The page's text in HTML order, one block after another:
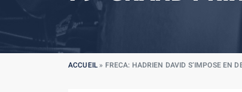
ACCUEIL» FRECA: HADRIEN DAVID S’IMPOSE EN